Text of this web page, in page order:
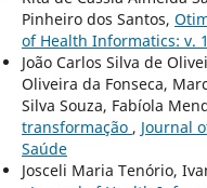
Pinheiro dos Santos,
of Health Informatics: v.
João Carlos Silva de
Oliveira da Fonseca,
Silva Souza, Fabíola
transformação , Journal
Saúde
Josceli Maria Tenório,